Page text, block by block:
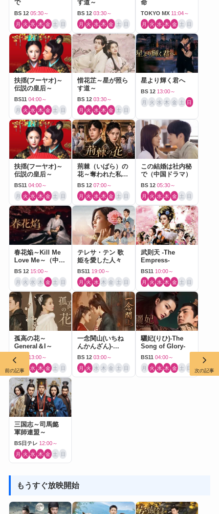
で
BS 12 05:30～
月 火 水 木 金 土 日
す道～
BS 12 03:30～
月 火 水 木 金 土 日
命
TOKYO MX 11:04～
月 火 水 木 金 土 日
扶揺(フーヤオ)～
伝説の皇后～
BS11 04:00～
月 火 水 木 金 土 日
惜花芷～星が照ら
す道～
BS 12 03:30～
月 火 水 木 金 土 日
星より輝く君へ
BS 12 13:00～
月 火 水 木 金 土 日
扶揺(フーヤオ)～
伝説の皇后～
BS11 04:00～
月 火 水 木 金 土 日
荊棘（いばら）の
花～奪われた私～
（中国ドラマ）
BS 12 07:00～
月 火 水 木 金 土 日
この結婚は社内秘
で（中国ドラマ）
BS 12 05:30～
月 火 水 木 金 土 日
春花焔～Kill Me
Love Me～（中国
ドラマ）
BS 12 15:00～
月 火 水 木 金 土 日
テレサ・テン 歌
姫を愛した人々
BS11 19:00～
月 火 水 木 金 土 日
武則天 -The
Empress-
BS11 10:00～
月 火 水 木 金 土 日
孤高の花～
General＆I～
BS11 13:00～
月 火 水 木 金 土 日
一念関山(いちね
んかんざん)-
Journey to Love-
BS 12 03:00～
月 火 水 木 金 土 日
驪妃(りひ)-The
Song of Glory-
BS11 04:00～
月 火 水 木 金 土 日
三国志～司馬懿
軍師連盟～
BS日テレ 12:00～
月 火 水 木 金 土 日
もうすぐ放映開始
前の記事 次の記事